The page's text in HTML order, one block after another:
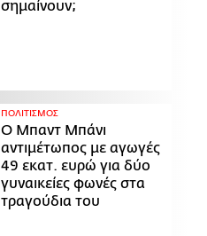
σημαίνουν;
ΠΟΛΙΤΙΣΜΟΣ
Ο Μπαντ Μπάνι
αντιμέτωπος με αγωγές
49 εκατ. ευρώ για δύο
γυναικείες φωνές στα
τραγούδια του